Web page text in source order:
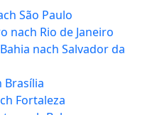
São Paulo
nach Rio de Janeiro
nach Salvador da
Brasília
Fortaleza